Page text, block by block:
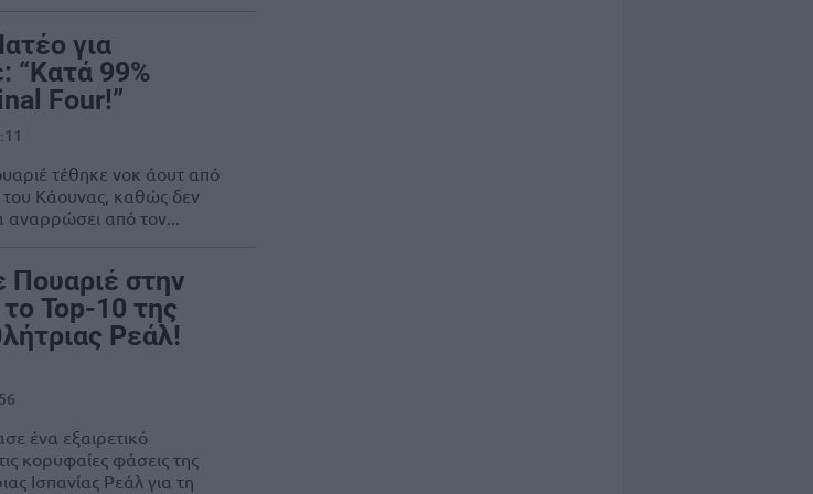
για
“Κατά 99%
Four!”
τέθηκε νοκ άουτ από
Κάουνας, καθώς δεν
αναρρώσει από τον...
Πουαριέ στην
Top-10 της
Ρεάλ!
ένα εξαιρετικό
κορυφαίες φάσεις της
Ισπανίας Ρεάλ για τη